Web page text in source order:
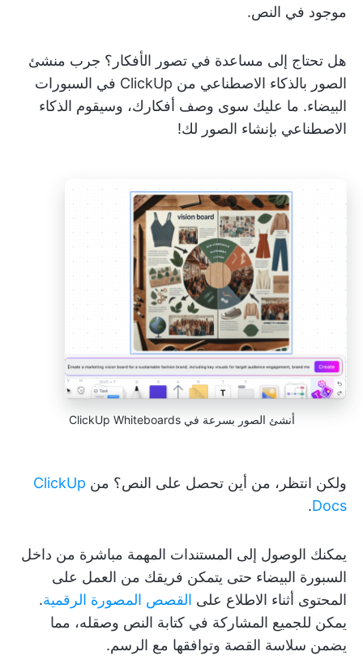
موجود في النص.
هل تحتاج إلى مساعدة في تصور الأفكار؟ جرب منشئ
الصور بالذكاء الاصطناعي من ClickUp في السبورات
البيضاء. ما عليك سوى وصف أفكارك، وسيقوم الذكاء
الاصطناعي بإنشاء الصور لك!
أنشئ الصور بسرعة في ClickUp Whiteboards
ولكن انتظر، من أين تحصل على النص؟ من ClickUp
Docs
.
يمكنك الوصول إلى المستندات المهمة مباشرة من داخل
السبورة البيضاء حتى يتمكن فريقك من العمل على
المحتوى أثناء الاطلاع على القصص المصورة الرقمية.
يمكن للجميع المشاركة في كتابة النص وصقله، مما
يضمن سلاسة القصة وتوافقها مع الرسم.